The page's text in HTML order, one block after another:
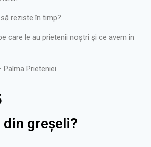
reziste în timp?
care le au prietenii noștri și ce avem în
Palma Prieteniei
greșeli?